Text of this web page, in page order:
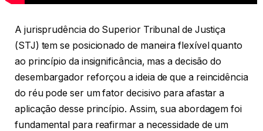
A jurisprudência do Superior Tribunal de Justiça
(STJ) tem se posicionado de maneira flexível quanto
ao princípio da insignificância, mas a decisão do
desembargador reforçou a ideia de que a reincidência
do réu pode ser um fator decisivo para afastar a
aplicação desse princípio. Assim, sua abordagem foi
fundamental para reafirmar a necessidade de um